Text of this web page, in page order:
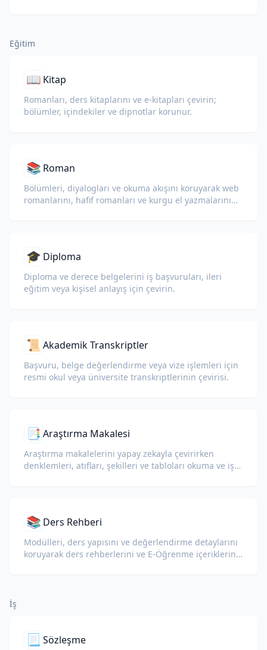
Eğitim
📖 Kitap
Romanları, ders kitaplarını ve e-kitapları çevirin;
bölümler, içindekiler ve dipnotlar korunur.
📚 Roman
Bölümleri, diyalogları ve okuma akışını koruyarak web
romanlarını, hafif romanları ve kurgu el yazmalarını
🎓 Diploma
Diploma ve derece belgelerini iş başvuruları, ileri
eğitim veya kişisel anlayış için çevirin.
📜 Akademik Transkriptler
Başvuru, belge değerlendirme veya vize işlemleri için
resmi okul veya üniversite transkriptlerinin çevirisi.
📑 Araştırma Makalesi
Araştırma makalelerini yapay zekayla çevirirken
denklemleri, atıfları, şekilleri ve tabloları okuma ve iş
📚 Ders Rehberi
Modülleri, ders yapısını ve değerlendirme detaylarını
koruyarak ders rehberlerini ve E-Öğrenme içeriklerini
İş
📃 Sözleşme